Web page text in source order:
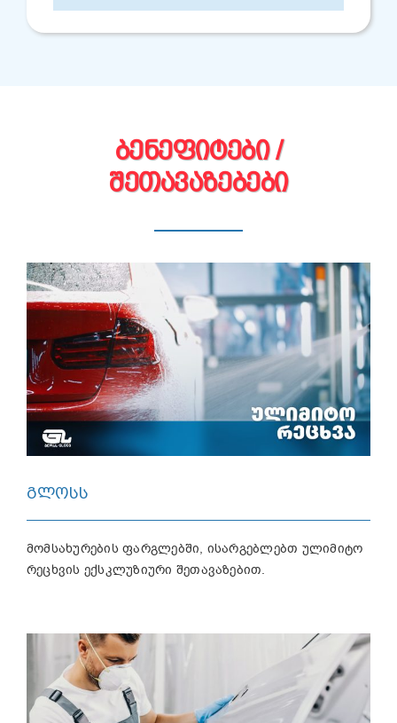
ᲑᲔᲜᲔᲤᲘᲢᲔᲑᲘ /
ᲨᲔᲗᲐᲕᲐᲖᲔᲑᲔᲑᲘ
ᲒᲚᲝᲡᲡ
მომსახურების ფარგლებში, ისარგებლებთ ულიმიტო
რეცხვის ექსკლუზიური შეთავაზებით.